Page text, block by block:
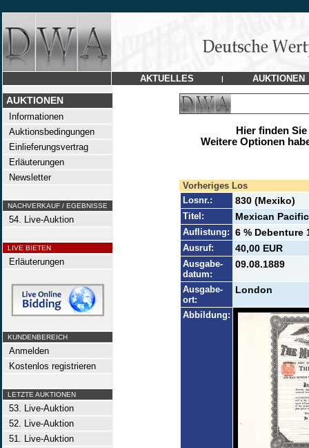
AKTUELLES | AUKTIONEN
AUKTIONEN
Informationen
Auktionsbedingungen
Einlieferungsvertrag
Erläuterungen
Newsletter
NACHVERKAUF / EGEBNISSE
54. Live-Auktion
LIVE BIETEN
Erläuterungen
KUNDENBEREICH
Anmelden
Kostenlos registrieren
LETZTE AUKTIONEN
53. Live-Auktion
52. Live-Auktion
51. Live-Auktion
Hier finden
Weitere Optionen
Vorheriges Los
Losnr.:
830 (Mexiko)
Titel: Mexican
Auflistung: 6 % Debenture
Ausruf: 40,00 EUR
Ausgabe-
datum:
09.08.1889
Ausgabe-
ort:
London
Abbildung: